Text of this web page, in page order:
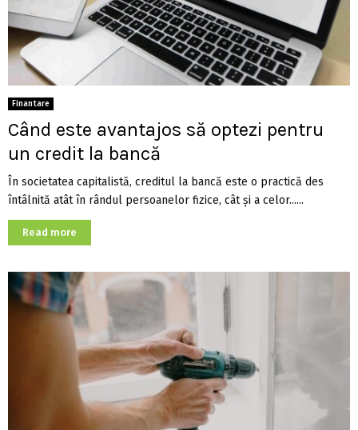
Finantare
Când este avantajos să optezi pentru
un credit la bancă
În societatea capitalistă, creditul la bancă este o practică des
întâlnită atât în rândul persoanelor fizice, cât și a celor......
Read more